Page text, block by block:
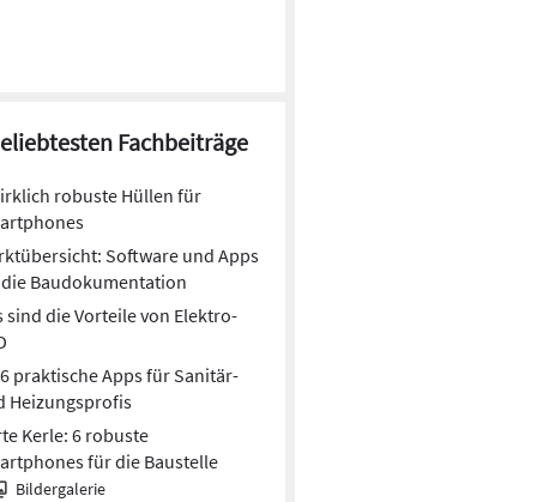
Fachbeiträge
robuste Hüllen für
Software und Apps
Baudokumentation
sind die Vorteile von Elektro-
6 praktische Apps für Sanitär-
Heizungsprofis
Kerle: 6 robuste
für die Baustelle
Bildergalerie